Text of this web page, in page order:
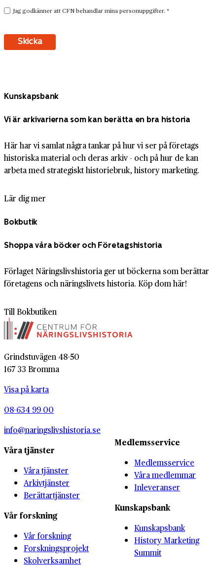
Kunskapsbank
Vi är arkivarierna som kan berätta en bra historia
Här har vi samlat några tankar på hur vi ser på företags
historiska material och deras arkiv - och på hur de kan
arbeta med strategiskt historiebruk, history marketing.
Lär dig mer
Bokbutik
Shoppa våra böcker och Företagshistoria
Förlaget Näringslivshistoria ger ut böckerna som berättar
företagens och näringslivets historia. Köp dom här!
Till Bokbutiken
Grindstuvägen 48-50
167 33 Bromma
Visa på karta
08-634 99 00
info@naringslivshistoria.se
Våra tjänster
Våra tjänster
Arkivtjänster
Berättartjänster
Vår forskning
Vår forskning
Forskningsprojekt
Skolverksamhet
Medlemsservice
Medlemsservice
Våra medlemmar
Inleveranser
Kunskapsbank
Kunskapsbank
History Marketing
Summit